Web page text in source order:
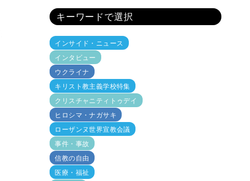
キーワードで選択
インサイド・ニュース
インタビュー
ウクライナ
キリスト教主義学校特集
クリスチャニティトゥデイ
ヒロシマ・ナガサキ
ローザンヌ世界宣教会議
事件・事故
信教の自由
医療・福祉